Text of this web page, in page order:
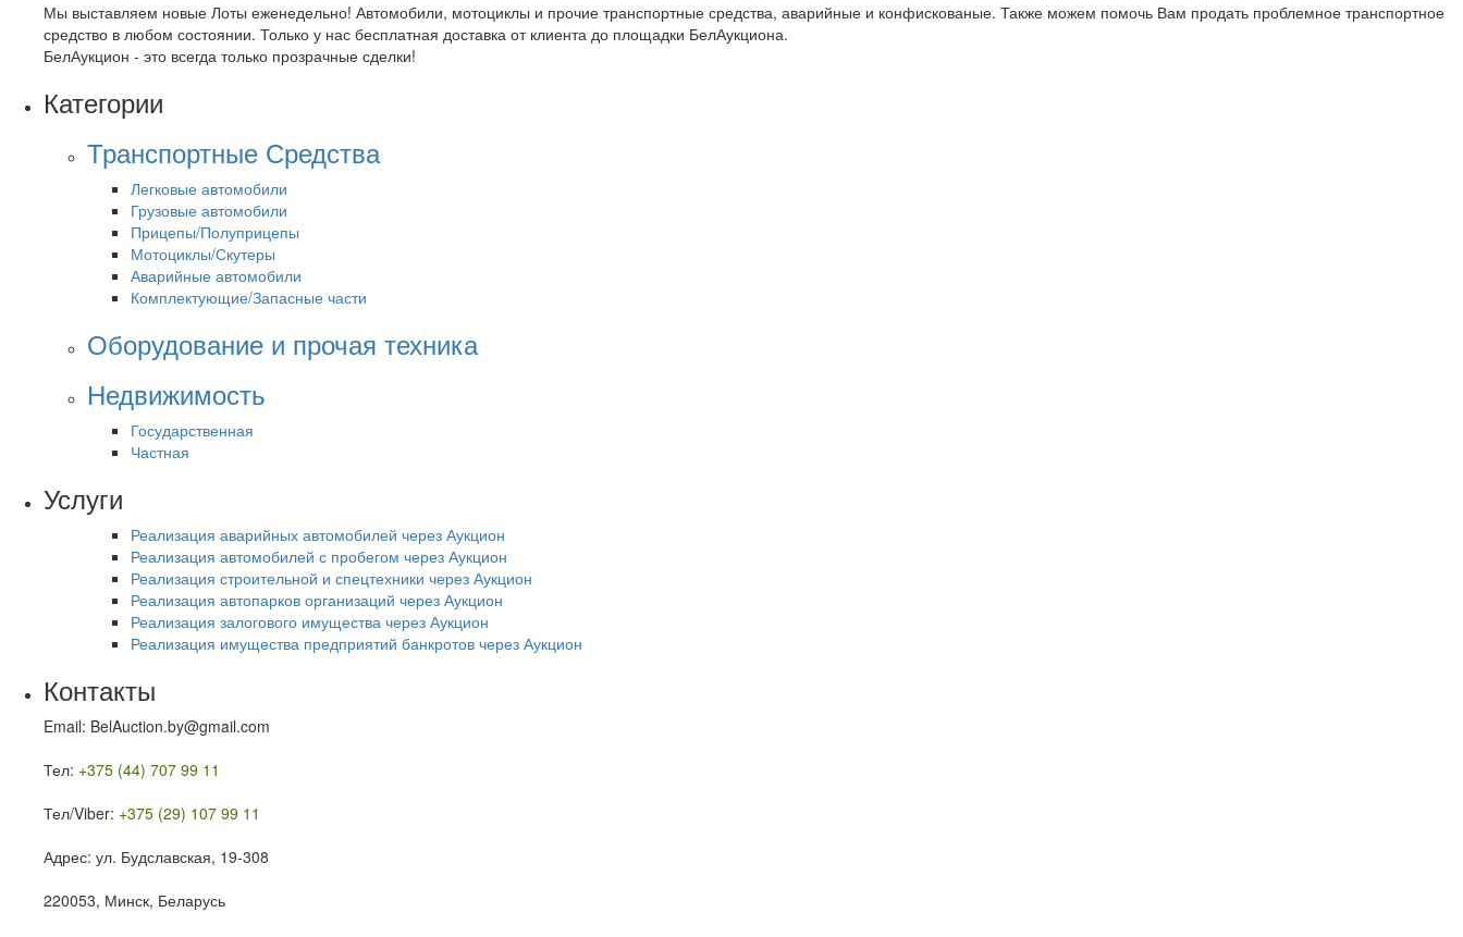
Мы выставляем новые Лоты еженедельно! Автомобили, мотоциклы и прочие транспортные средства, аварийные и конфискованые. Также можем помочь Вам продать проблемное транспортное
средство в любом состоянии. Только у нас бесплатная доставка от клиента до площадки БелАукциона.
БелАукцион - это всегда только прозрачные сделки!
Категории
Транспортные Средства
Легковые автомобили
Грузовые автомобили
Прицепы/Полуприцепы
Мотоциклы/Скутеры
Аварийные автомобили
Комплектующие/Запасные части
Оборудование и прочая техника
Недвижимость
Государственная
Частная
Услуги
Реализация аварийных автомобилей через Аукцион
Реализация автомобилей с пробегом через Аукцион
Реализация строительной и спецтехники через Аукцион
Реализация автопарков организаций через Аукцион
Реализация залогового имущества через Аукцион
Реализация имущества предприятий банкротов через Аукцион
Контакты
Email: BelAuction.by@gmail.com
Тел: +375 (44) 707 99 11
Тел/Viber: +375 (29) 107 99 11
Адрес: ул. Будславская, 19-308
220053, Минск, Беларусь